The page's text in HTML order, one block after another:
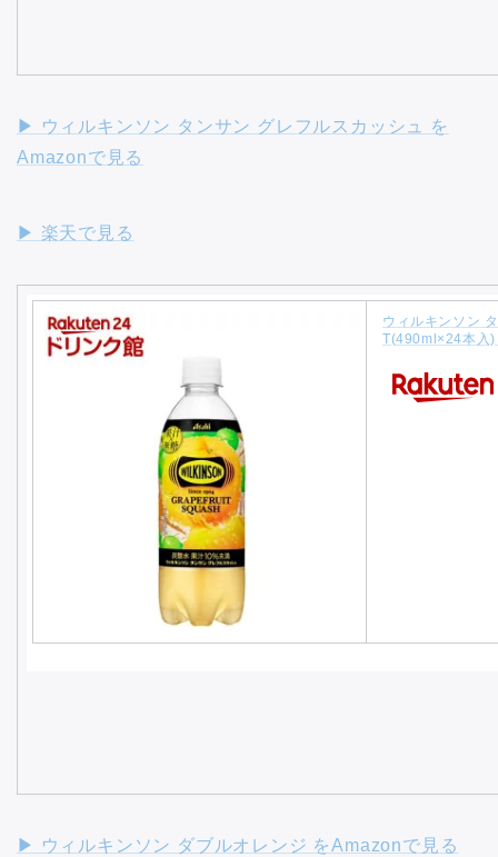
▶︎ ウィルキンソン タンサン グレフルスカッシュ を
Amazonで見る
▶︎ 楽天で見る
ウィルキンソン
T(490ml×24本入)
▶︎ ウィルキンソン ダブルオレンジ をAmazonで見る